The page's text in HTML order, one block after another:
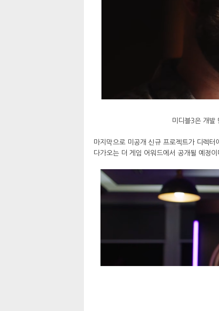
미디블3은 개발
마지막으로 미공개 신규 프로젝트가 디렉
다가오는 더 게임 어워드에서 공개될 예정이